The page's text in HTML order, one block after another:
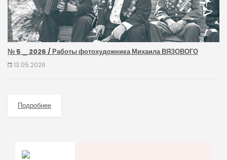
№ 5 _ 2026 / Работы фотохудожника Михаила ВЯЗОВОГО
13.05.2026
Подробнее